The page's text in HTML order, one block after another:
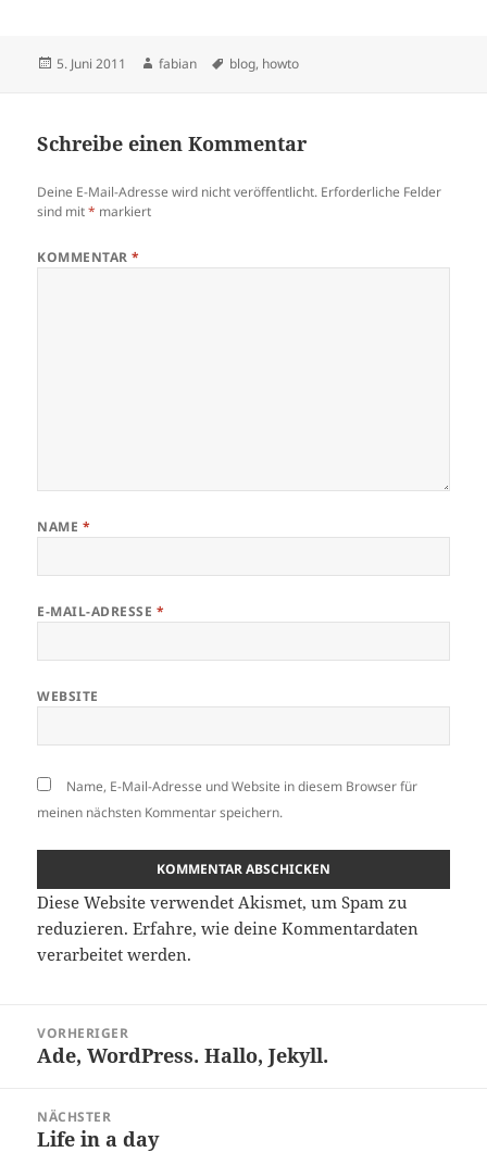
Veröffentlicht
5. Juni 2011 Autor
fabian Schlagwörter
blog, howto
Schreibe einen Kommentar
Deine E-Mail-Adresse wird nicht veröffentlicht. Erforderliche Felder
sind mit* markiert
KOMMENTAR*
NAME *
E-MAIL-ADRESSE *
WEBSITE
Name, E-Mail-Adresse und Website in diesem Browser für
meinen nächsten Kommentar speichern.
Diese Website verwendet Akismet, um Spam zu
reduzieren.Erfahre, wie deine Kommentardaten
verarbeitet werden.
VORHERIGER
Vorheriger
Ade, WordPress. Hallo, Jekyll.
NÄCHSTER
Nächster
Life in a day